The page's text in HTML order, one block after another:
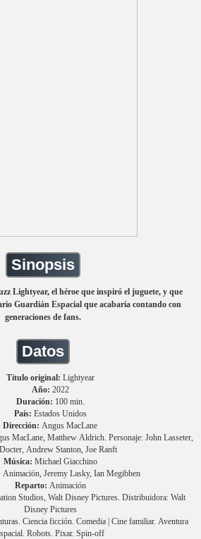
Sinopsis
Lightyear, el héroe que inspiró el juguete, y que
Guardián Espacial que acabaría contando con
generaciones de fans.
Datos
Título original: Lightyear
Año: 2022
Duración: 100 min.
País: Estados Unidos
Dirección: Angus MacLane
MacLane, Matthew Aldrich. Personaje: John Lasseter,
Andrew Stanton, Joe Ranft
Música: Michael Giacchino
Animación, Jeremy Lasky, Ian Megibben
Reparto: Animación
Studios, Walt Disney Pictures. Distribuidora: Walt
Disney Pictures
Ciencia ficción. Comedia | Cine familiar. Aventura
Robots. Pixar. Spin-off